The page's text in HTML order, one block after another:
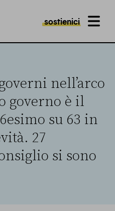
sostienici MENU
nell’arco
governo è il
su 63 in
27
si sono